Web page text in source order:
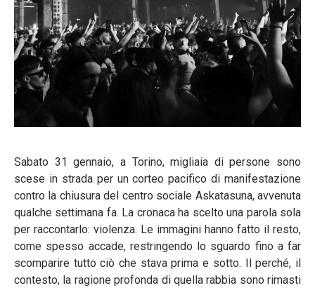
Sabato 31 gennaio, a Torino, migliaia di persone sono
scese in strada per un corteo pacifico di manifestazione
contro la chiusura del centro sociale Askatasuna, avvenuta
qualche settimana fa. La cronaca ha scelto una parola sola
per raccontarlo: violenza. Le immagini hanno fatto il resto,
come spesso accade, restringendo lo sguardo fino a far
scomparire tutto ciò che stava prima e sotto. Il perché, il
contesto, la ragione profonda di quella rabbia sono rimasti